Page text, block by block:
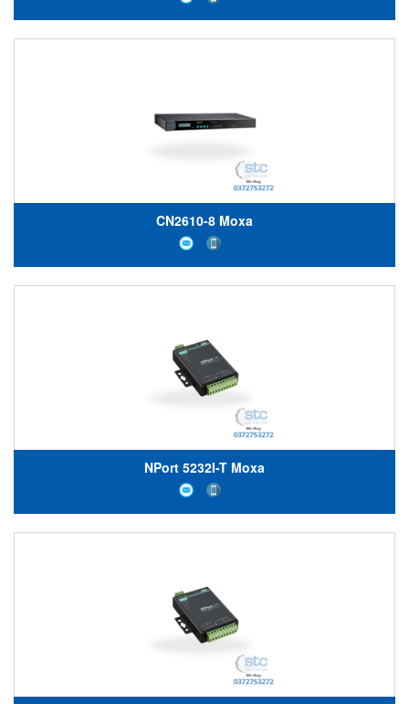
CN2610-8 Moxa
NPort 5232I-T Moxa